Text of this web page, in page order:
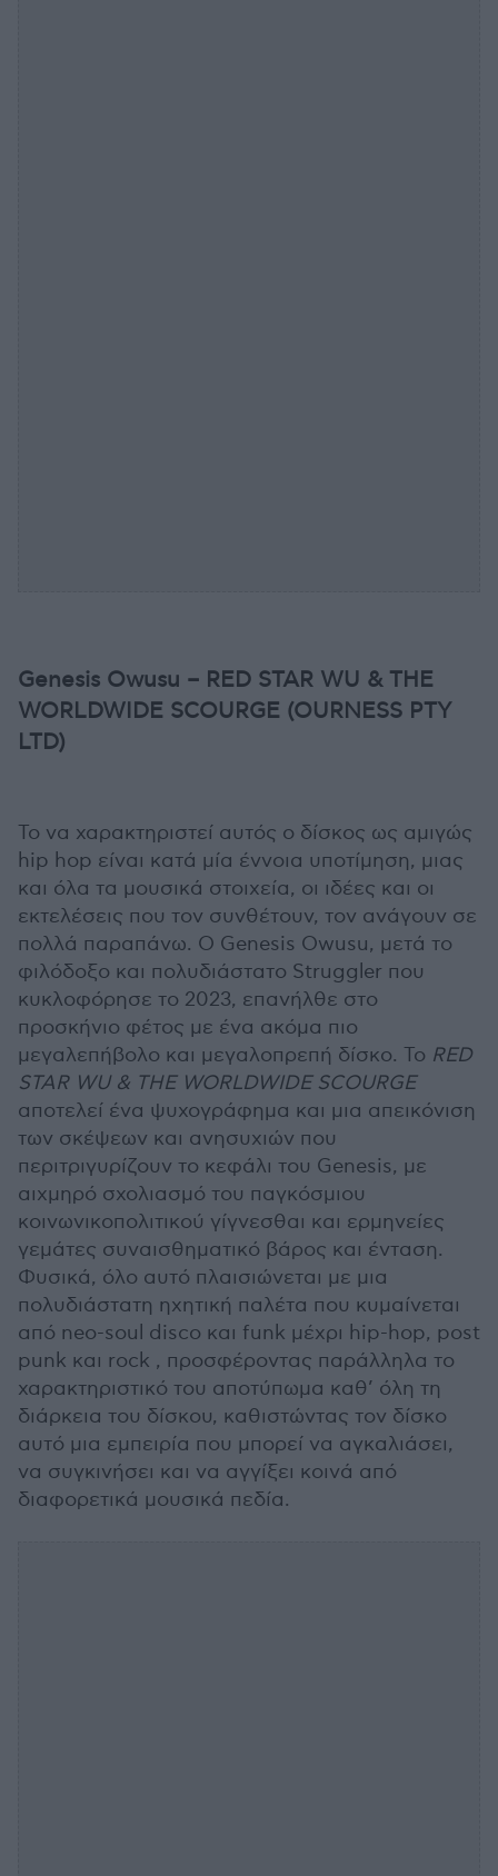
Genesis Owusu – RED STAR WU & THE
WORLDWIDE SCOURGE (OURNESS PTY
LTD)
Το να χαρακτηριστεί αυτός ο δίσκος ως αμιγώς
hip hop είναι κατά μία έννοια υποτίμηση, μιας
και όλα τα μουσικά στοιχεία, οι ιδέες και οι
εκτελέσεις που τον συνθέτουν, τον ανάγουν σε
πολλά παραπάνω. O Genesis Owusu, μετά το
φιλόδοξο και πολυδιάστατο Struggler που
κυκλοφόρησε το 2023, επανήλθε στο
προσκήνιο φέτος με ένα ακόμα πιο
μεγαλεπήβολο και μεγαλοπρεπή δίσκο. Το RED
STAR WU & THE WORLDWIDE SCOURGE
αποτελεί ένα ψυχογράφημα και μια απεικόνιση
των σκέψεων και ανησυχιών που
περιτριγυρίζουν το κεφάλι του Genesis, με
αιχμηρό σχολιασμό του παγκόσμιου
κοινωνικοπολιτικού γίγνεσθαι και ερμηνείες
γεμάτες συναισθηματικό βάρος και ένταση.
Φυσικά, όλο αυτό πλαισιώνεται με μια
πολυδιάστατη ηχητική παλέτα που κυμαίνεται
από neo-soul disco και funk μέχρι hip-hop, post
punk και rock , προσφέροντας παράλληλα το
χαρακτηριστικό του αποτύπωμα καθ’ όλη τη
διάρκεια του δίσκου, καθιστώντας τον δίσκο
αυτό μια εμπειρία που μπορεί να αγκαλιάσει,
να συγκινήσει και να αγγίξει κοινά από
διαφορετικά μουσικά πεδία.